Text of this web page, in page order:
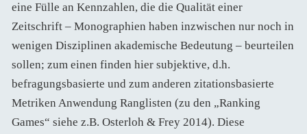
eine Fülle an Kennzahlen, die die Qualität einer
Zeitschrift – Monographien haben inzwischen nur noch in
wenigen Disziplinen akademische Bedeutung – beurteilen
sollen; zum einen finden hier subjektive, d.h.
befragungsbasierte und zum anderen zitationsbasierte
Metriken Anwendung Ranglisten (zu den „Ranking
Games“ siehe z.B. Osterloh & Frey 2014). Diese